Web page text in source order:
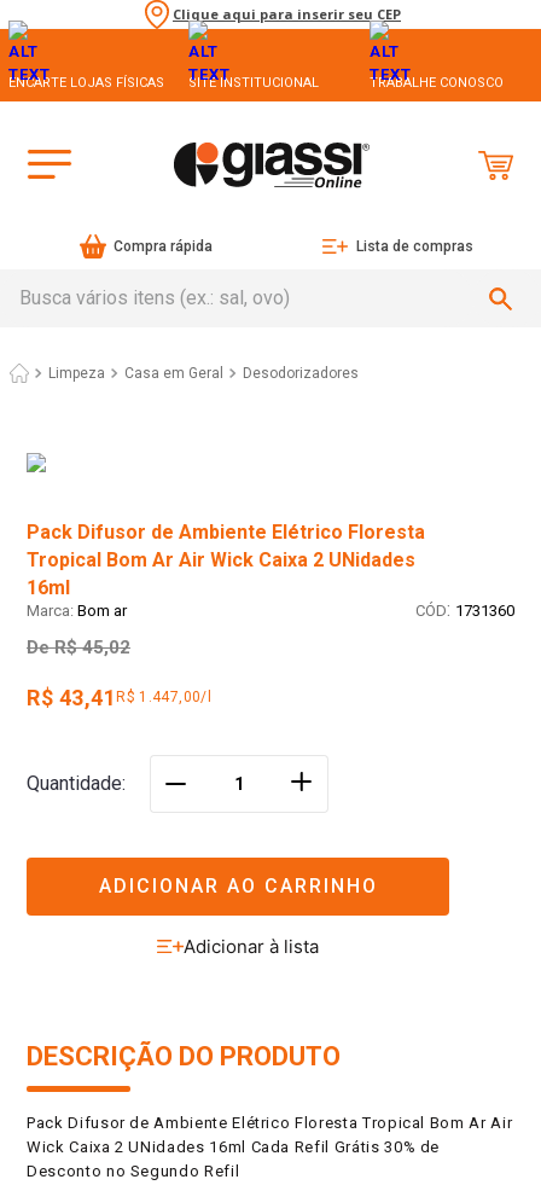
Clique aqui para inserir seu CEP
ENCARTE LOJAS FÍSICAS SITE INSTITUCIONAL TRABALHE CONOSCO
Compra rápida Lista de compras
Limpeza Casa em Geral Desodorizadores
Pack Difusor de Ambiente Elétrico Floresta
Tropical Bom Ar Air Wick Caixa 2 UNidades
16ml
Bom ar : 1731360
De R$ 45,02
R$ 43,41R$ 1.447,00/l
Quantidade ＋
ADICIONAR AO CARRINHO
DESCRIÇÃO DO PRODUTO
Pack Difusor de Ambiente Elétrico Floresta Tropical Bom Ar Air
Wick Caixa 2 UNidades 16ml Cada Refil Grátis 30% de
Desconto no Segundo Refil